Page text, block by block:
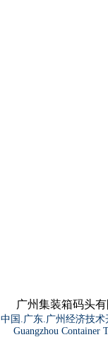
广州集装箱码头有
中国.广东.广州经济技术
Guangzhou Container